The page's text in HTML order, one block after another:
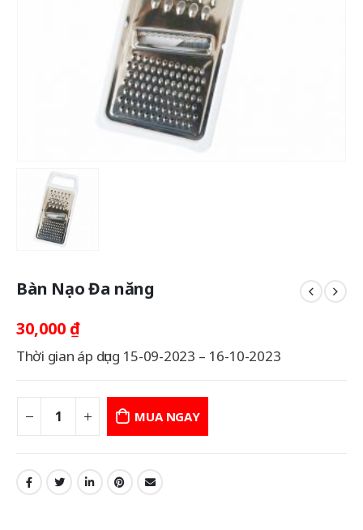
Bàn Nạo Đa năng
30,000 ₫
Thời gian áp dụng 15-09-2023 – 16-10-2023
MUA NGAY